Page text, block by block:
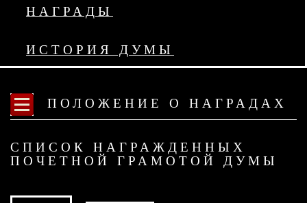
НАГРАДЫ
ИСТОРИЯ ДУМЫ
ПОЛОЖЕНИЕ О НАГРАДАХ
СПИСОК НАГРАЖДЕННЫХ
ПОЧЕТНОЙ ГРАМОТОЙ ДУМЫ